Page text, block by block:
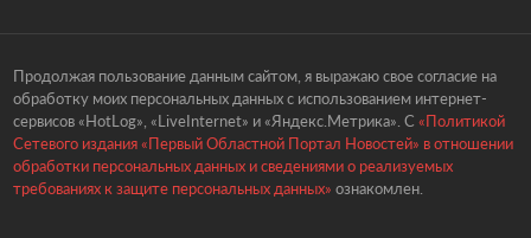
Продолжая пользование данным сайтом, я выражаю свое согласие на
обработку моих персональных данных с использованием интернет-
сервисов «HotLog», «LiveInternet» и «Яндекс.Метрика». С «Политикой
Сетевого издания «Первый Областной Портал Новостей» в отношении
обработки персональных данных и сведениями о реализуемых
требованиях к защите персональных данных» ознакомлен.